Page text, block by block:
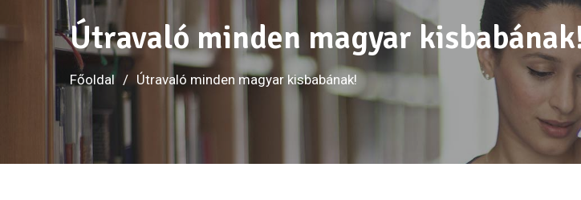
Útravaló minden magyar
Főoldal Útravaló minden magyar kisbabának!